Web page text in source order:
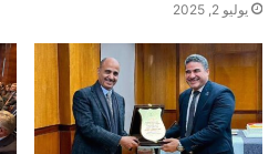
يوليو 2, 2025